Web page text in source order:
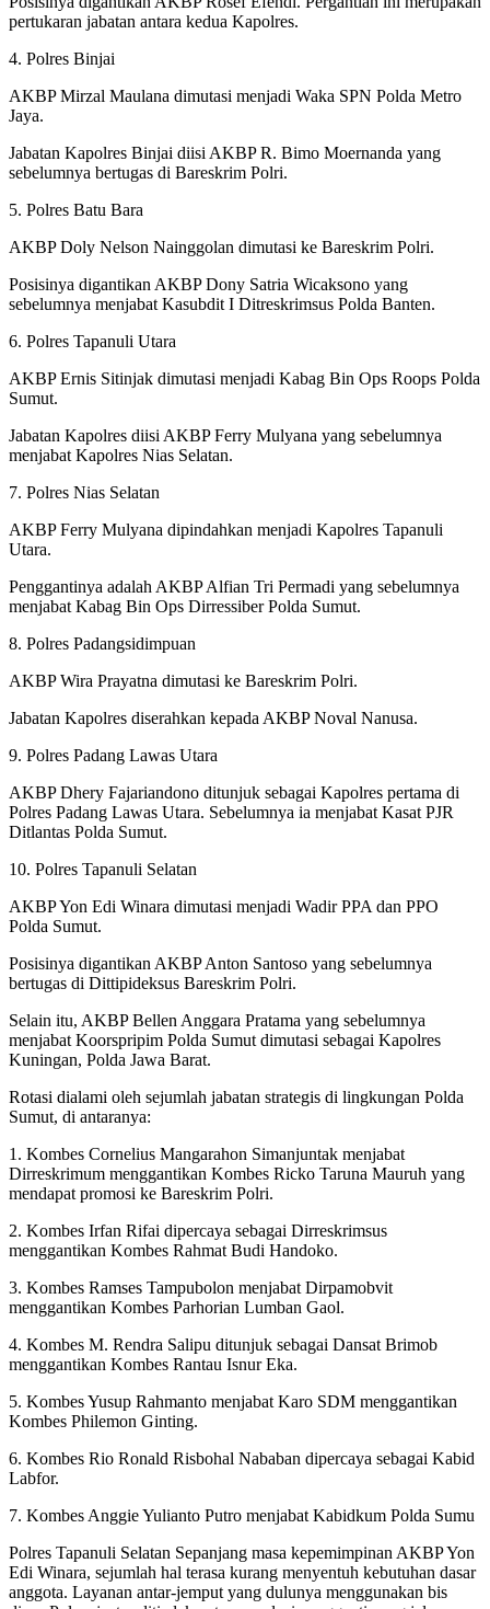
pertukaran jabatan antara kedua Kapolres.
4. Polres Binjai
AKBP Mirzal Maulana dimutasi menjadi Waka SPN Polda Metro
Jaya.
Jabatan Kapolres Binjai diisi AKBP R. Bimo Moernanda yang
sebelumnya bertugas di Bareskrim Polri.
5. Polres Batu Bara
AKBP Doly Nelson Nainggolan dimutasi ke Bareskrim Polri.
Posisinya digantikan AKBP Dony Satria Wicaksono yang
sebelumnya menjabat Kasubdit I Ditreskrimsus Polda Banten.
6. Polres Tapanuli Utara
AKBP Ernis Sitinjak dimutasi menjadi Kabag Bin Ops Roops Polda
Sumut.
Jabatan Kapolres diisi AKBP Ferry Mulyana yang sebelumnya
menjabat Kapolres Nias Selatan.
7. Polres Nias Selatan
AKBP Ferry Mulyana dipindahkan menjadi Kapolres Tapanuli
Utara.
Penggantinya adalah AKBP Alfian Tri Permadi yang sebelumnya
menjabat Kabag Bin Ops Dirressiber Polda Sumut.
8. Polres Padangsidimpuan
AKBP Wira Prayatna dimutasi ke Bareskrim Polri.
Jabatan Kapolres diserahkan kepada AKBP Noval Nanusa.
9. Polres Padang Lawas Utara
AKBP Dhery Fajariandono ditunjuk sebagai Kapolres pertama di
Polres Padang Lawas Utara. Sebelumnya ia menjabat Kasat PJR
Ditlantas Polda Sumut.
10. Polres Tapanuli Selatan
AKBP Yon Edi Winara dimutasi menjadi Wadir PPA dan PPO
Polda Sumut.
Posisinya digantikan AKBP Anton Santoso yang sebelumnya
bertugas di Dittipideksus Bareskrim Polri.
Selain itu, AKBP Bellen Anggara Pratama yang sebelumnya
menjabat Koorspripim Polda Sumut dimutasi sebagai Kapolres
Kuningan, Polda Jawa Barat.
Rotasi dialami oleh sejumlah jabatan strategis di lingkungan Polda
Sumut, di antaranya:
1. Kombes Cornelius Mangarahon Simanjuntak menjabat
Dirreskrimum menggantikan Kombes Ricko Taruna Mauruh yang
mendapat promosi ke Bareskrim Polri.
2. Kombes Irfan Rifai dipercaya sebagai Dirreskrimsus
menggantikan Kombes Rahmat Budi Handoko.
3. Kombes Ramses Tampubolon menjabat Dirpamobvit
menggantikan Kombes Parhorian Lumban Gaol.
4. Kombes M. Rendra Salipu ditunjuk sebagai Dansat Brimob
menggantikan Kombes Rantau Isnur Eka.
5. Kombes Yusup Rahmanto menjabat Karo SDM menggantikan
Kombes Philemon Ginting.
6. Kombes Rio Ronald Risbohal Nababan dipercaya sebagai Kabid
Labfor.
7. Kombes Anggie Yulianto Putro menjabat Kabidkum Polda Sumu
Polres Tapanuli Selatan Sepanjang masa kepemimpinan AKBP Yon
Edi Winara, sejumlah hal terasa kurang menyentuh kebutuhan dasar
anggota. Layanan antar-jemput yang dulunya menggunakan bis